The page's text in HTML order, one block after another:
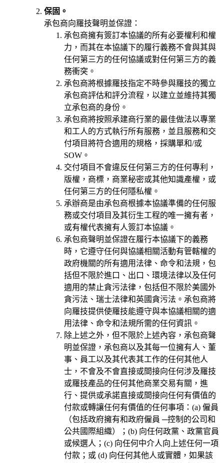
保固。
承包商向羅技聲明並保證：
承包商擁有簽訂本協議的所有必要權利和權
力，而其在本協議下的履行義務不會與其與
任何第三方的任何協議或對任何第三方的義
務衝突。
承包商將根據羅技指定不時參與羅技的獨立
承包商評估和評分流程，以建立並維持其獨
立承包商的身份。
承包商將按照承建商行業的最佳做法以專業
和工人的方式執行所有服務，並且服務和交
付項目將符合適用的規格，採購單和/或
SOW。
交付項目不會違反任何第三方的任何專利，
版權，商標，商業秘密或其他知識產權，或
任何第三方的任何隱私權。
承辦商是由承包商根據本協議準備的任何服
務或交付項目及其衍生工程的唯一擁有者，
或有權代表擁有人簽訂本協議。
承包商聲明並保證在履行本協議下的義務
時，它遵守任何與協議相關活動有管轄權的
政府機關的所有適用法律、命令和法規，包
括但不限於進口、出口、環境法律以及任何
適用的禁止貪污法律，包括但不限於美國外
貪污法、瑞士法律和英國貪污法。承包商將
向羅技提供使羅技能遵守與本協議相關的適
用法律、命令和法規所需的任何資訊。
除上述之外，但不限於上述內容，承包商聲
明並保證，承包商以及其每一位擁有人、董
事、員工以及其代表其工作的任何其他人
士，不會及不會直接或間接向任何涉及羅技
或羅技產品的任何其他商業交易有關，進
行、提供或承諾直接或間接向任何有價值的
付款或轉讓任何有價值的任何事項：(a) 僱員
（包括政府擁有和政府僱員 ─控制的公司和
公共國際組織）；(b) 向任何政黨、政黨官員
或候選人；(c) 向任何中介人向上述任何一項
付款；或 (d) 向任何其他人或實體，如果該